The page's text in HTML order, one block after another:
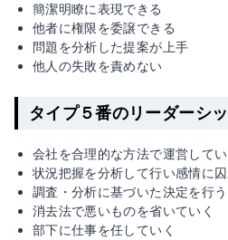
簡潔明瞭に表現できる
他者に権限を委譲できる
問題を分析した提案が上手
他人の失敗を責めない
タイプ５番のリーダーシ
会社を合理的な方法で運営してい
状況把握を分析して行い感情に
調査・分析に基づいた決定を行う
消去法で悪いものを省いていく
部下に仕事を任していく